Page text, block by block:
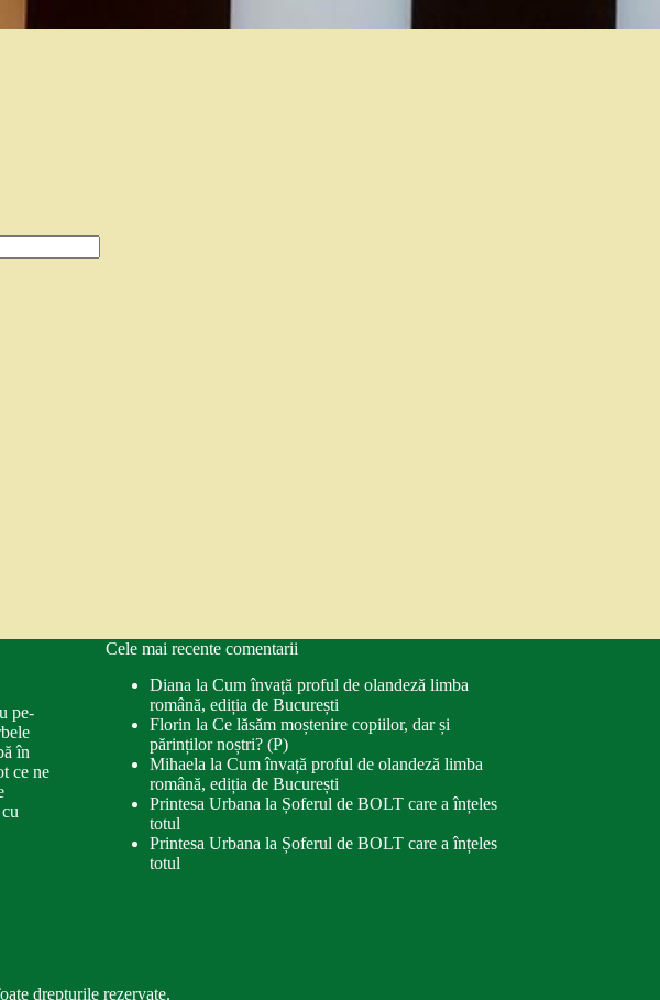
pe-
în
ce ne
Cele mai recente comentarii
Diana la Cum învață proful de olandeză limba
română, ediția de București
Florin la Ce lăsăm moștenire copiilor, dar și
părinților noștri? (P)
Mihaela la Cum învață proful de olandeză limba
română, ediția de București
Printesa Urbana la Șoferul de BOLT care a înțeles
totul
Printesa Urbana la Șoferul de BOLT care a înțeles
totul
drepturile rezervate.